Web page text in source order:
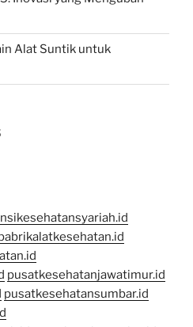
Alat Suntik untuk
pusatkesehatanjawatimur.id
pusatkesehatansumbar.id